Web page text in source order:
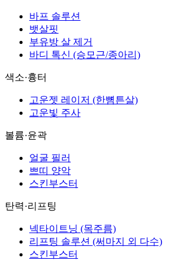
바프 솔루션
뱃살핏
부유방 살 제거
바디 톡신 (승모근/종아리)
색소·흉터
고운젯 레이저 (한뼘튼살)
고운빛 주사
볼륨·윤곽
얼굴 필러
쁘띠 양악
스킨부스터
탄력·리프팅
넥타이트닝 (목주름)
리프팅 솔루션 (써마지 외 다수)
스킨부스터